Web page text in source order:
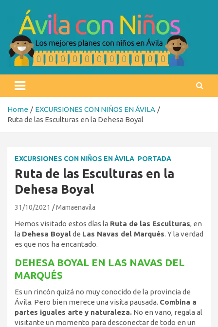
content
Ávila con niños
Home
EXCURSIONES CON NIÑOS EN ÁVILA
Ruta de las Esculturas en la Dehesa Boyal
EXCURSIONES CON NIÑOS EN ÁVILA PORTADA
Ruta de las Esculturas en la
Dehesa Boyal
31/10/2021 Mamaenavila
Hemos visitado estos días la Ruta de las Esculturas, en
la Dehesa Boyalde Las Navas del Marqués. Y la verdad
es que nos ha encantado.
DEHESA BOYAL EN LAS NAVAS DEL
MARQUÉS
Es un rincón quizá no muy conocido de la provincia de
Ávila. Pero bien merece una visita pausada. Combina a
partes iguales arte y naturaleza. No en vano, regala al
visitante un momento para desconectar de todo en un